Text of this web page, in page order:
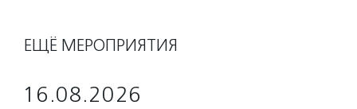
ЕЩЁ МЕРОПРИЯТИЯ
16.08.2026